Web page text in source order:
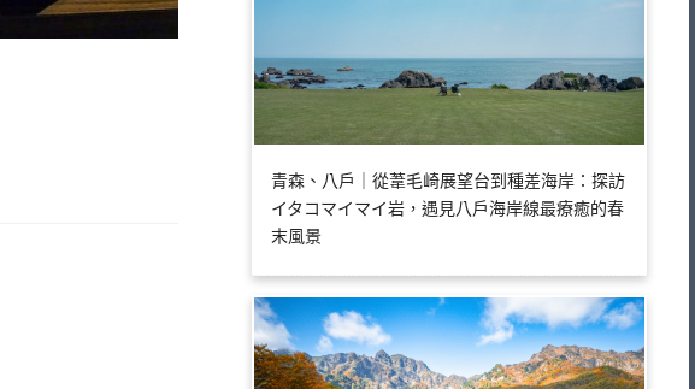
青森、八戶｜從葦毛崎展望台到種差海岸：探訪
イタコマイマイ岩，遇見八戶海岸線最療癒的春
末風景